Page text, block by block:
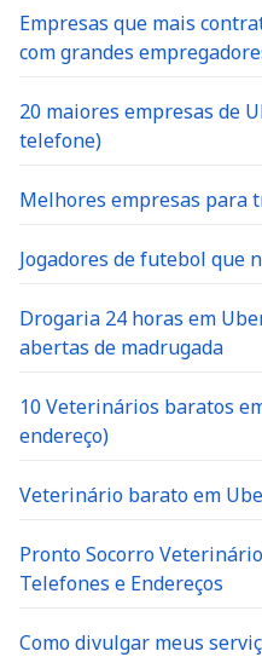
Empresas que mais
com grandes
20 maiores empresas de
telefone)
Melhores empresas para
Jogadores de futebol que
Drogaria 24 horas em
abertas de madrugada
10 Veterinários baratos
endereço)
Veterinário barato em
Pronto Socorro
Telefones e Endereços
Como divulgar meus